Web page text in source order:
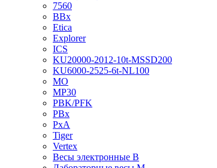
7560
BBx
Etica
Explorer
ICS
KU20000-2012-10t-MSSD200
KU6000-2525-6t-NL100
MO
MP30
PBK/PFK
PBx
PxA
Tiger
Vertex
Весы электронные B